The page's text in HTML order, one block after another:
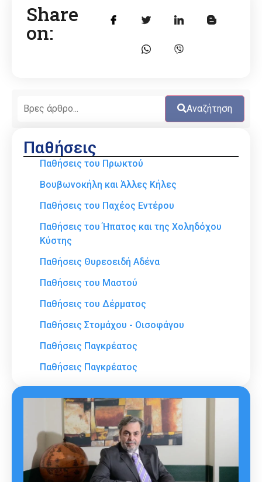
Share
on:
Αναζήτηση
Παθήσεις
Παθήσεις του Πρωκτού
Βουβωνοκήλη και Άλλες Κήλες
Παθήσεις του Παχέος Εντέρου
Παθήσεις του Ήπατος και της Χοληδόχου
Κύστης
Παθήσεις Θυρεοειδή Αδένα
Παθήσεις του Μαστού
Παθήσεις του Δέρματος
Παθήσεις Στομάχου - Οισοφάγου
Παθήσεις Παγκρέατος
Παθήσεις Παγκρέατος